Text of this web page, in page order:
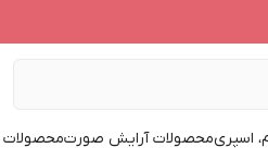
اسپریمحصولات آرایش صورتمحصولات